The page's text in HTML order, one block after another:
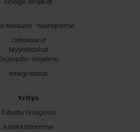
Modular -tuoteperhe
Ostolaskut
Myyntilaskut
ohjelma
Integraatiot
Yritys
Tutustu Finagoon
Asiakkaitamme